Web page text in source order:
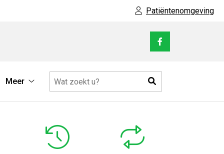
Patiëntenomgeving
Bezoek
facebook
Meer
submenu
Zoeken